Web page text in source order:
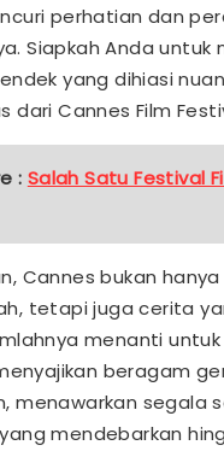
perhatian dan
Siapkah Anda untuk
yang dihiasi
dari Cannes Film
: Salah Satu Festival
Cannes bukan
tetapi juga cerita
menanti
beragam
menawarkan segala
mendebarkan